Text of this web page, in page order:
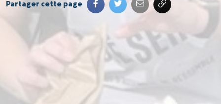
Partager cette page